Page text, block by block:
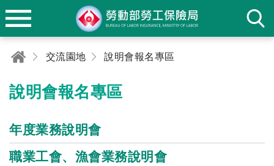
交流園地 說明會報名專區
說明會報名專區
年度業務說明會
職業工會、漁會業務說明會